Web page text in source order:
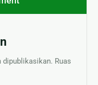
dipublikasikan. Ruas